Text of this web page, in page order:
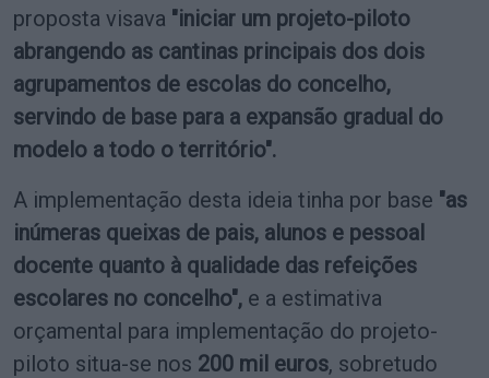
proposta visava "iniciar um projeto-piloto
abrangendo as cantinas principais dos dois
agrupamentos de escolas do concelho,
servindo de base para a expansão gradual do
modelo a todo o território".
A implementação desta ideia tinha por base "as
inúmeras queixas de pais, alunos e pessoal
docente quanto à qualidade das refeições
escolares no concelho", e a estimativa
orçamental para implementação do projeto-
piloto situa-se nos 200 mil euros, sobretudo